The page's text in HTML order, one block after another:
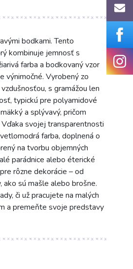
bodkami. Tento
kombinuje jemnosť s
farba a bodkovaný vzor
výnimočné. Vyrobený zo
s gramážou len
typickú pre polyamidové
a splývavý, pričom
svojej transparentnosti
farba, doplnená o
na tvorbu objemných
parádnice alebo éterické
rôzne dekorácie – od
ako sú mašle alebo brošne.
či už pracujete na malých
a premeňte svoje predstavy